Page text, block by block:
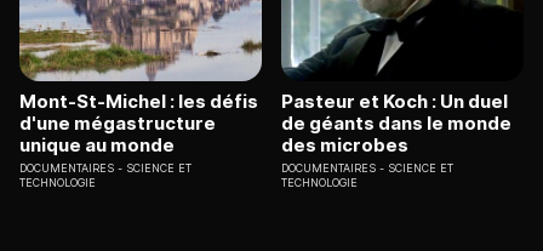
Mont-St-Michel : les défis
d'une mégastructure
unique au monde
DOCUMENTAIRES
SCIENCE ET
TECHNOLOGIE
Pasteur et Koch : Un duel
de géants dans le monde
des microbes
DOCUMENTAIRES
SCIENCE ET
TECHNOLOGIE